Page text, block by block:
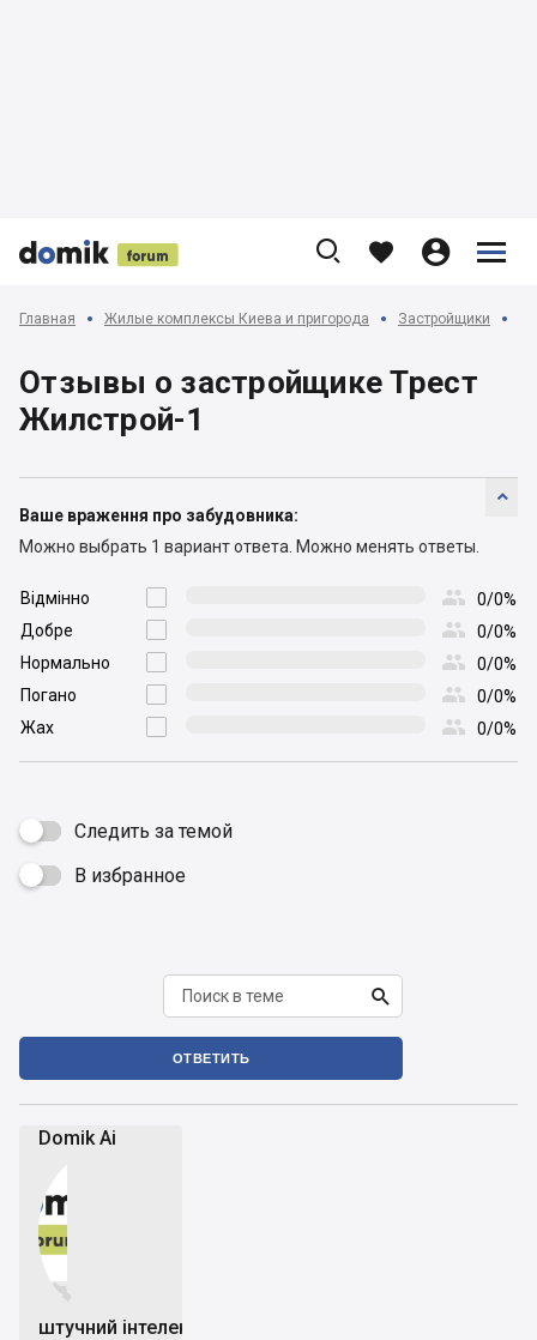


 
    


Главная Жилые комплексы Киева и пригорода Застройщики
Отзывы о застройщике Трест
Жилстрой-1

Ваше враження про забудовника:
Можно выбрать 1 вариант ответа. Можно менять ответы.

Відмінно  0/0%

Добре  0/0%

Нормально  0/0%

Погано  0/0%

Жах  0/0%
Следить за темой
 В избранное

ОТВЕТИТЬ
Domik Ai


штучний інтелект